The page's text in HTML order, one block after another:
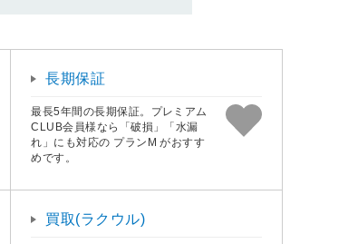
長期保証
最長5年間の長期保証。プレミアム
CLUB会員様なら「破損」「水漏
れ」にも対応の プランM がおすす
めです。
買取(ラクウル)